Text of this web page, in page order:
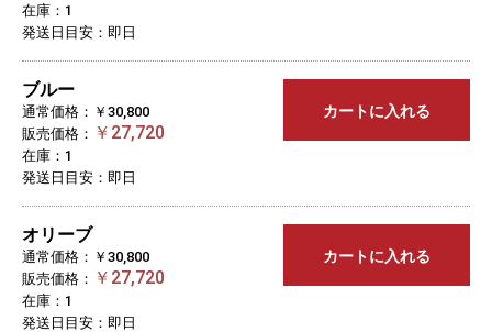
在庫：1
発送日目安：即日
ブルー
通常価格：￥30,800
販売価格： ￥27,720
在庫：1
発送日目安：即日
カートに入れる
オリーブ
通常価格：￥30,800
販売価格： ￥27,720
在庫：1
発送日目安：即日
カートに入れる